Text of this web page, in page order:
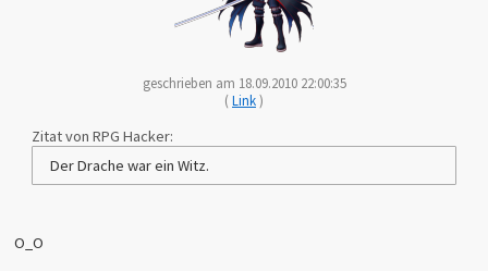
geschrieben am 18.09.2010 22:00:35
(Link)
Zitat von RPG Hacker:
Der Drache war ein Witz.
O_O